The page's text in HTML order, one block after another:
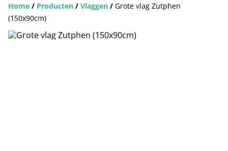
Home / Producten / Vlaggen / Grote vlag Zutphen
(150x90cm)